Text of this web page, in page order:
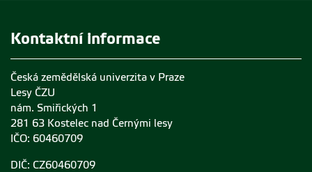
Kontaktní informace
Česká zemědělská univerzita v Praze
Lesy ČZU
nám. Smiřických 1
281 63 Kostelec nad Černými lesy
IČO: 60460709
DIČ: CZ60460709